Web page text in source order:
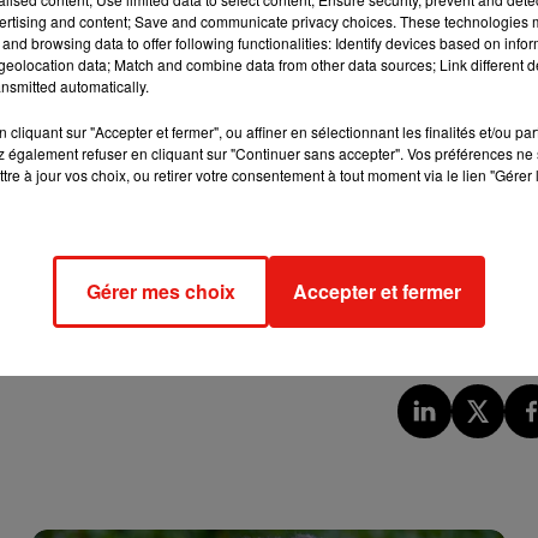
déjà quelques semaines, des romans de tous styles,
comme la Fnac, Cultura, Decitre ou encore lisez jeunesse,
lu !
adultes comme les plus jeunes devraient trouver leur
Tous-les-Ebooks-gratuits
gratuitement.html
and content; Save and communicate privacy choices. These technologies
browsing data to offer following functionalities: Identify devices based on
data; Match and combine data from other data sources; Link different
automatically.
cliquant sur "Accepter et fermer", ou affiner en sélectionnant les finalités et/ou
également refuser en cliquant sur "Continuer sans accepter". Vos préférences
à jour vos choix, ou retirer votre consentement à tout moment via le lien
Gérer mes choix Accepter et fermer